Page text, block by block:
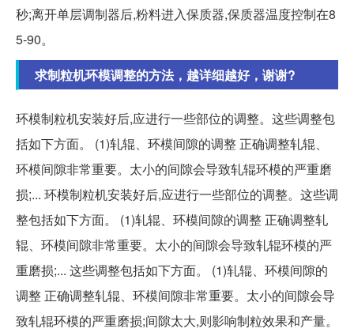
秒;离开单层调制器后,粉料进入保质器,保质器温度控制在8
5‑90。
求制粒机环模调整的方法，越详细越好，谢谢?
环模制粒机安装好后,应进行一些部位的调整。这些调整包
括如下方面。 (1)轧辊、环模间隙的调整 正确调整轧辊、
环模间隙非常重要。太小的间隙会导致轧辊环模的严重磨
损;... 环模制粒机安装好后,应进行一些部位的调整。这些调
整包括如下方面。 (1)轧辊、环模间隙的调整 正确调整轧
辊、环模间隙非常重要。太小的间隙会导致轧辊环模的严
重磨损;... 这些调整包括如下方面。 (1)轧辊、环模间隙的
调整 正确调整轧辊、环模间隙非常重要。太小的间隙会导
致轧辊环模的严重磨损;间隙太大,则影响制粒效果和产量。